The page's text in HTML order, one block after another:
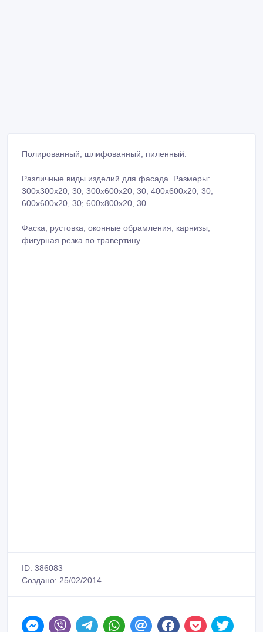
Полированный, шлифованный, пиленный.
Различные виды изделий для фасада. Размеры:
300х300х20, 30; 300х600х20, 30; 400х600х20, 30;
600х600х20, 30; 600х800х20, 30
Фаска, рустовка, оконные обрамления, карнизы,
фигурная резка по травертину.
ID: 386083
Создано: 25/02/2014